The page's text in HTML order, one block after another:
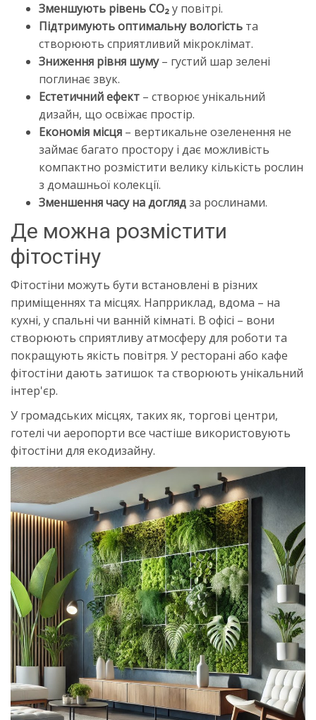
Зменшують рівень CO₂у повітрі.
Підтримують оптимальну вологість та
створюють сприятливий мікроклімат.
Зниження рівня шуму– густий шар зелені
поглинає звук.
Естетичний ефект – створює унікальний
дизайн, що освіжає простір.
Економія місця – вертикальне озеленення не
займає багато простору і дає можливість
компактно розмістити велику кількість рослин
з домашньої колекції.
Зменшення часу на доглядза рослинами.
Де можна розмістити
фітостіну
Фітостіни можуть бути встановлені в різних
приміщеннях та місцях. Напрриклад, вдома – на
кухні, у спальні чи ванній кімнаті. В офісі – вони
створюють сприятливу атмосферу для роботи та
покращують якість повітря. У ресторані або кафе
фітостіни дають затишок та створюють унікальний
інтер'єр.
У громадських місцях, таких як, торгові центри,
готелі чи аеропорти все частіше використовують
фітостіни для екодизайну.